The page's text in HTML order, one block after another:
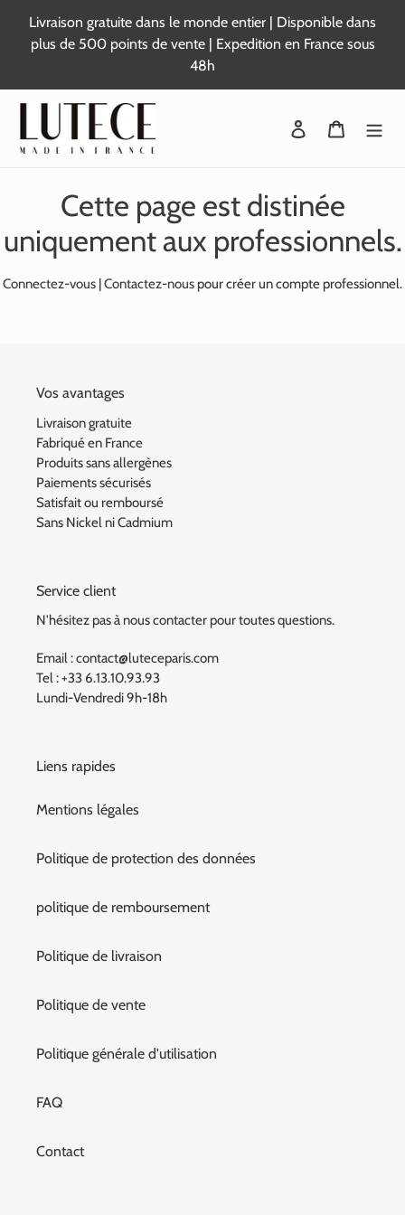
contenu
Livraison gratuite dans le monde entier | Disponible dans
plus de 500 points de vente | Expedition en France sous
48h
Se connecter
Panier
Cette page est distinée
uniquement aux professionnels.
Connectez-vous Contactez-nous pour créer un compte professionnel.
Vos avantages
Livraison gratuite
Fabriqué en France
Produits sans allergènes
Paiements sécurisés
Satisfait ou remboursé
Sans Nickel ni Cadmium
Service client
N'hésitez pas à nous contacter pour toutes questions.
Email : contact@luteceparis.com
Tel : +33 6.13.10.93.93
Lundi-Vendredi 9h-18h
Liens rapides
Mentions légales
Politique de protection des données
politique de remboursement
Politique de livraison
Politique de vente
Politique générale d'utilisation
FAQ
Contact